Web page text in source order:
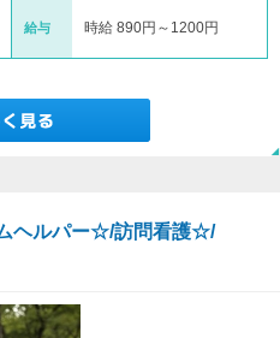
給与 時給 890円～1200円
ヘルパー☆/訪問看護☆/